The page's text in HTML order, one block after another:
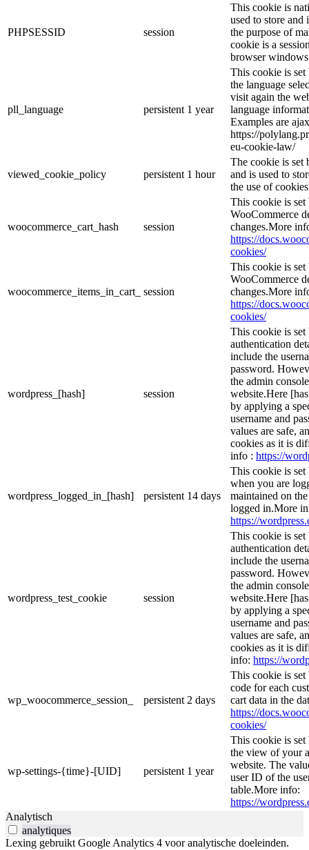
PHPSESSID session
This cookie is
used to store
the purpose of
cookie is a
browser
pll_language persistent 1 year
This cookie is set
the language
visit again the
language
Examples are
https://
eu-cookie-law/
viewed_cookie_policy persistent 1 hour
The cookie is set
and is used to
the use of
woocommerce_cart_hash session
This cookie is set
WooCommerce
changes.More
https://
cookies/
woocommerce_items_in_cart_ session
This cookie is set
WooCommerce
changes.More
https://
cookies/
wordpress_[hash] session
This cookie is set
authentication
include the
password.
the admin
website.Here
by applying a
username and
values are safe,
cookies as it is
info : https://
wordpress_logged_in_[hash] persistent 14 days
This cookie is set
when you are
maintained on
logged in.More
https://
wordpress_test_cookie session
This cookie is set
authentication
include the
password.
the admin
website.Here
by applying a
username and
values are safe,
cookies as it is
info: https://
wp_woocommerce_session_ persistent 2 days
This cookie is
code for each
cart data in the
https://
cookies/
wp-settings-{time}-[UID] persistent 1 year
This cookie is set
the view of your
website. The
user ID of the
table.More info:
https://
Analytisch
analytiques
Lexing gebruikt Google Analytics 4 voor analytische doeleinden.